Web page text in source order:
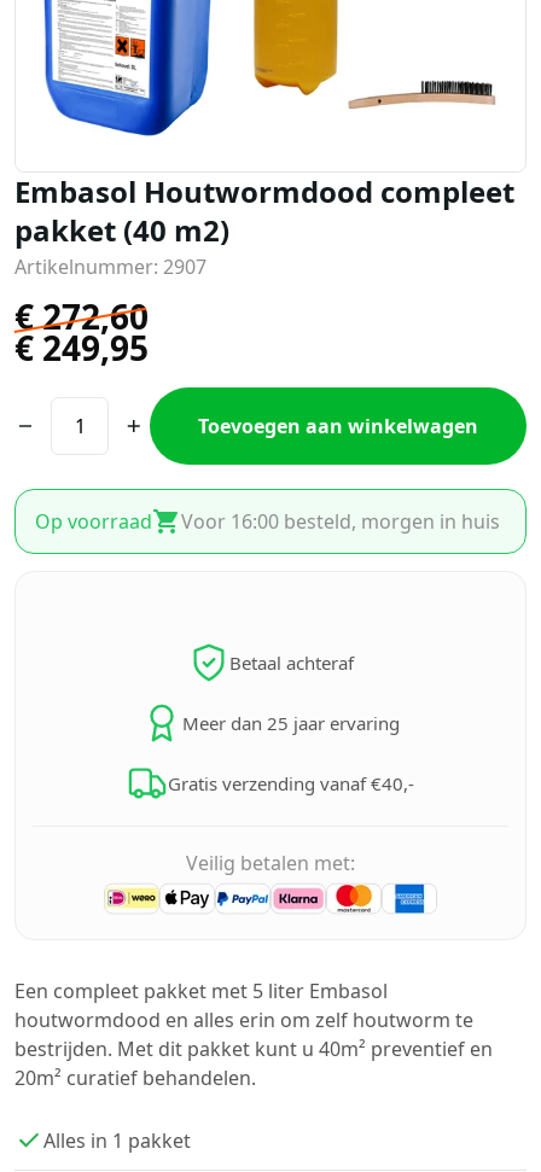
Embasol Houtwormdood compleet
pakket (40 m2)
Artikelnummer: 2907
€272,60
€ 249,95
Toevoegen aan winkelwagen
Op voorraad Voor 16:00 besteld, morgen in huis
Betaal achteraf
Meer dan 25 jaar ervaring
Gratis verzending vanaf €40,-
Veilig betalen met:
Een compleet pakket met 5 liter Embasol
houtwormdood en alles erin om zelf houtworm te
bestrijden. Met dit pakket kunt u 40m² preventief en
20m² curatief behandelen.
Alles in 1 pakket